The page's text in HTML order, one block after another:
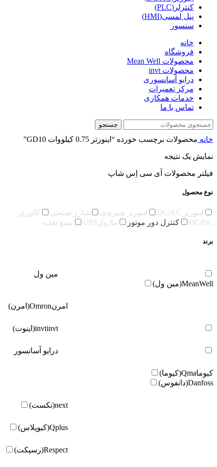
کنترلر(PLC)
پنل لمسی(HMI)
سنسور
خانه
فروشگاه
محصولات Mean Well
محصولات invt
درایو آسانسوری
مرکز تعمیرات
خدمات همکاری
تماس با ما
جستجو
خانه محصولات برچسب خورده “اینورتر 0.75 کیلووات GD10”
نمایش یک نتیجه
فیلتر محصولات آی سی اِس شاپ
نوع محصول
اینورتر DC/AC اینورتر هیبریدی شارژ صنعتی
کانورتر
DC/DC
کنترل دور موتور ماژولUPS منبع تغذیه
برند
مین ول
MeanWell(مین ول)
امرنOmron(امرن)
invtinvt(اینوت)
درایو آسانسور
کیوماQma(کیوما)
Danfoss(دانفوس)
next(نکست)
Qplus(کیوپلاس)
Respect(رسپکت)